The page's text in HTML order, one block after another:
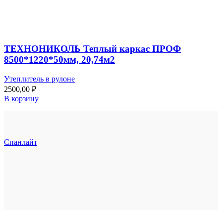
ТЕХНОНИКОЛЬ Теплый каркас ПРОФ
8500*1220*50мм, 20,74м2
Утеплитель в рулоне
2500,00 ₽
В корзину
Спанлайт